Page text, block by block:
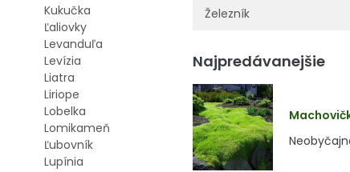
Železník
Najpredávanejšie
Kukučka
Ľaliovky
Levanduľa
Levízia
Liatra
Liriope
Lobelka
Lomikameň
Ľubovník
Lupínia